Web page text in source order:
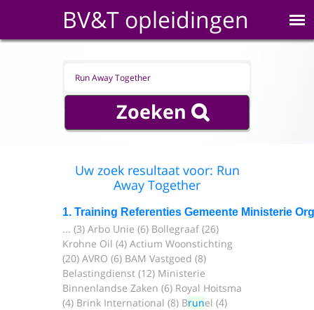
BV&T opleidingen
Uw zoek resultaat voor: Run
Away Together
1. Training Referenties Gemeente Ministerie
... (3) Arbo Unie (6) Bollegraaf (26)
Krohne Oil (4) Actium Woonstichting
(20) AVRO (6) BAM Vastgoed (8)
Belastingdienst (12) Ministerie
Binnenlandse Zaken (6) Royal Hoitsma
(4) Brink International (8) Brunel (4)